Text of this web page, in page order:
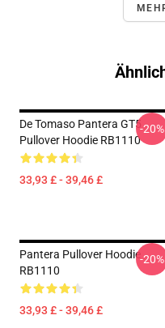
De Tomaso Pantera GT5
Pullover Hoodie RB1110
33,93 £ - 39,46 £
-20%
Pantera Pullover Hoodie
RB1110
33,93 £ - 39,46 £
-20%